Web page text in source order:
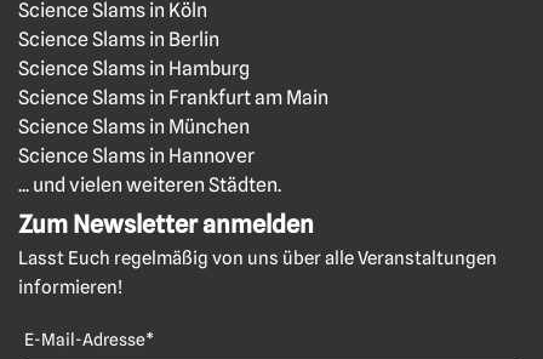
Science Slams in Köln
Science Slams in Berlin
Science Slams in Hamburg
Science Slams in Frankfurt am Main
Science Slams in München
Science Slams in Hannover
... und vielen weiteren Städten.
Zum Newsletter anmelden
Lasst Euch regelmäßig von uns über alle Veranstaltungen
informieren!
E-Mail-Adresse*